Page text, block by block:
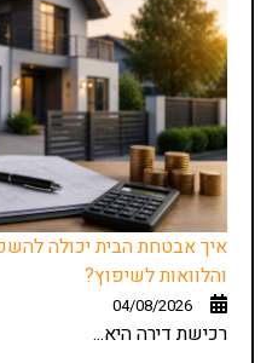
איך אבטחת הבית יכולה
והלוואות לשיפוץ?
04/08/2026
רכישת דירה היא...